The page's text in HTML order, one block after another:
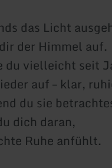
das Licht
der Himmel auf.
du vielleicht seit
auf – klar,
du sie
dich daran,
Ruhe anfühlt.